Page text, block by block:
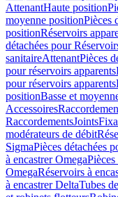
AttenantHaute position
moyenne positionPièces
positionRéservoirs
détachées pour
sanitaireAttenantPièces
pour réservoirs apparents
pour réservoirs apparents
positionBasse et
Accessoires
RaccordementsJoints
modérateurs de débit
SigmaPièces détachées
à encastrer Omega
OmegaRéservoirs à
à encastrer DeltaTubes